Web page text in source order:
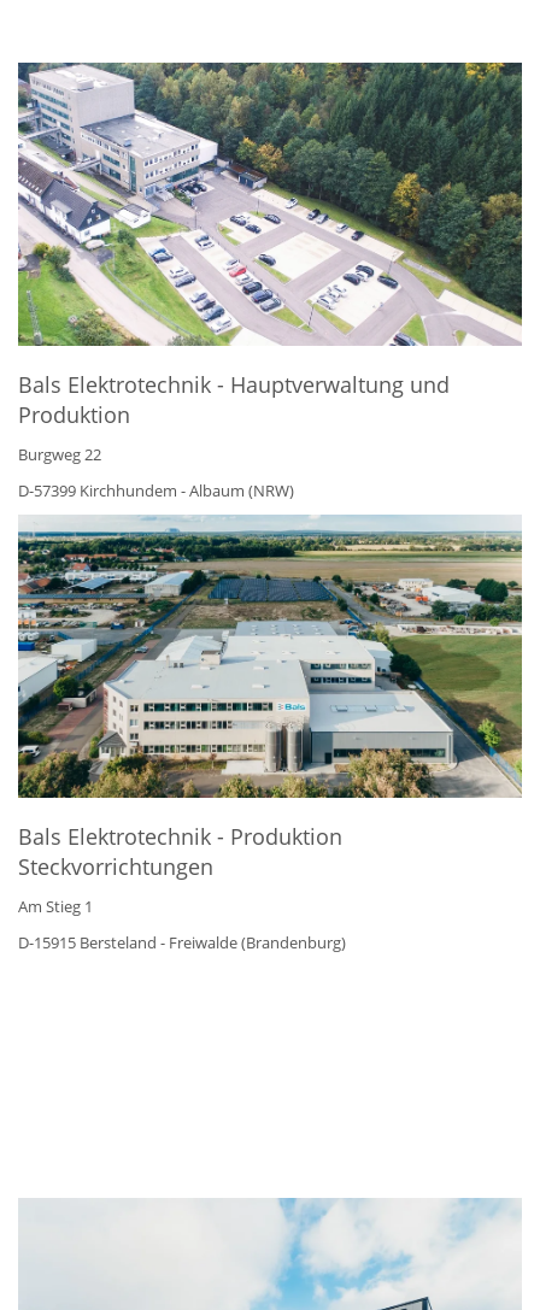
Bals Elektrotechnik - Hauptverwaltung und
Produktion
Burgweg 22
D-57399 Kirchhundem - Albaum (NRW)
Bals Elektrotechnik - Produktion
Steckvorrichtungen
Am Stieg 1
D-15915 Bersteland - Freiwalde (Brandenburg)